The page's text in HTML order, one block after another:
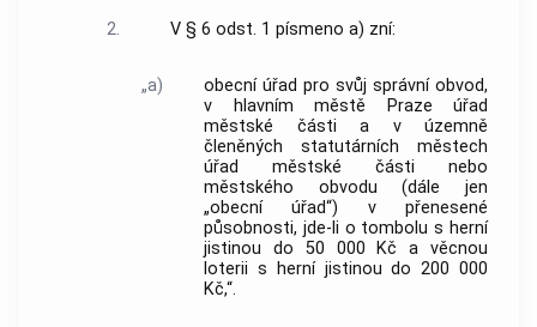
2.
V § 6 odst. 1 písmeno a) zní:
„a)
obecní úřad pro svůj správní obvod,
v hlavním městě Praze úřad
městské části a v územně
členěných statutárních městech
úřad městské části nebo
městského obvodu (dále jen
„obecní úřad“) v přenesené
působnosti, jde-li o tombolu s herní
jistinou do 50 000 Kč a věcnou
loterii s herní jistinou do 200 000
Kč,“.